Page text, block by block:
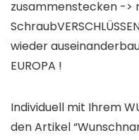
zusammenstecken ->
wieder
EUROPA !
Individuell mit Ihrem
den Artikel